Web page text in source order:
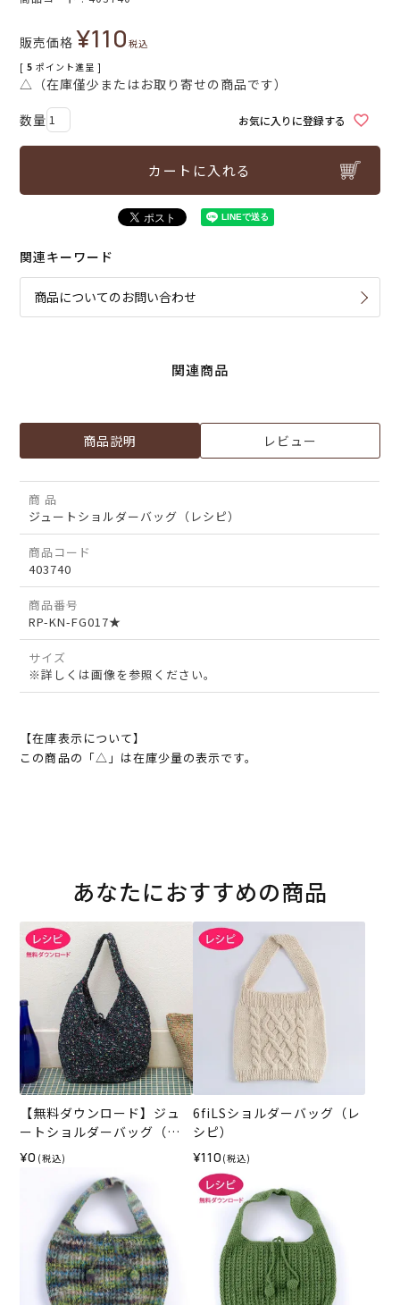
販売価格 ¥110税込
[ 5 ポイント進呈 ]
△（在庫僅少またはお取り寄せの商品です）
お気に入りに登録する
カートに入れる
関連キーワード
商品についてのお問い合わせ
関連商品
商品説明 レビュー
商 品
ジュートショルダーバッグ（レシピ）
商品コード
403740
商品番号
RP-KN-FG017★
サイズ
※詳しくは画像を参照ください。
【在庫表示について】
この商品の「△」は在庫少量の表示です。
あなたにおすすめの商品
【無料ダウンロード】ジュ
ートショルダーバッグ（レ
シピ）
¥0 (税込)
6fiLSショルダーバッグ（レ
シピ）
¥110 (税込)